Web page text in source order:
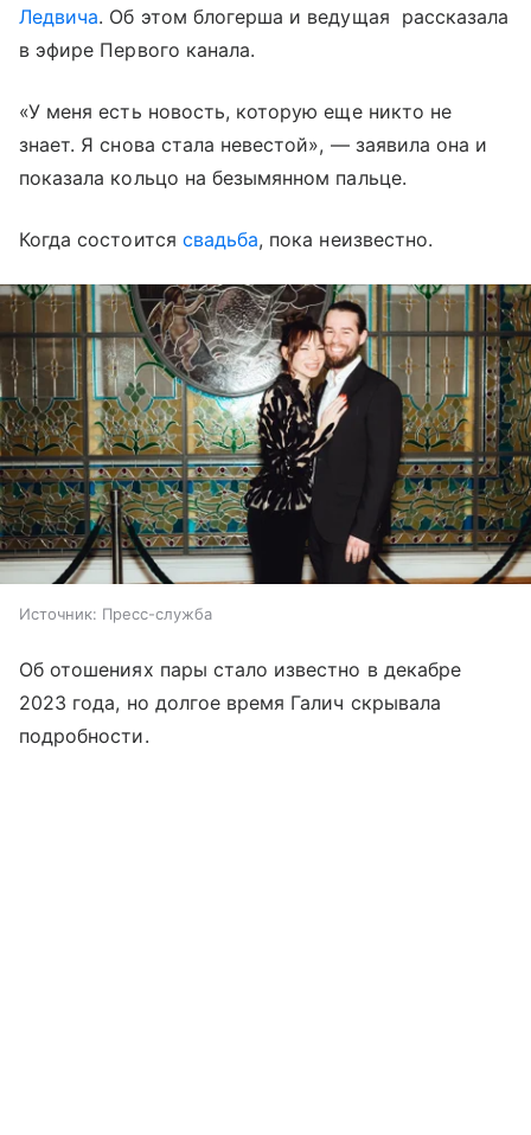
Ледвича. Об этом блогерша и ведущая рассказала
в эфире Первого канала.
«У меня есть новость, которую еще никто не
знает. Я снова стала невестой», — заявила она и
показала кольцо на безымянном пальце.
Когда состоится свадьба, пока неизвестно.
Источник: Пресс-служба
Об отошениях пары стало известно в декабре
2023 года, но долгое время Галич скрывала
подробности.